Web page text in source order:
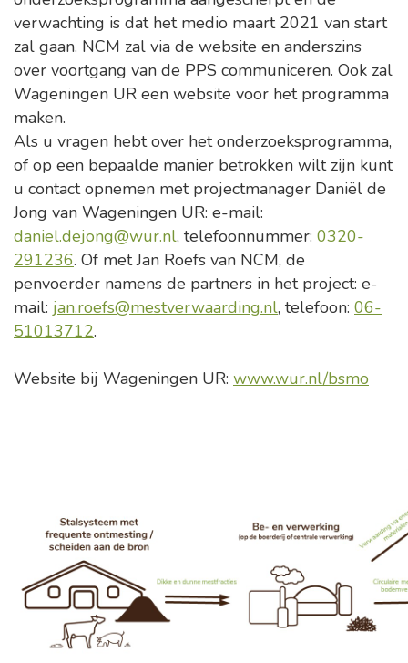
verwachting is dat het medio maart 2021 van start
zal gaan. NCM zal via de website en anderszins
over voortgang van de PPS communiceren. Ook zal
Wageningen UR een website voor het programma
maken.
Als u vragen hebt over het onderzoeksprogramma,
of op een bepaalde manier betrokken wilt zijn kunt
u contact opnemen met projectmanager Daniël de
Jong van Wageningen UR: e-mail:
daniel.dejong@wur.nl, telefoonnummer: 0320-
291236. Of met Jan Roefs van NCM, de
penvoerder namens de partners in het project: e-
mail: jan.roefs@mestverwaarding.nl, telefoon: 06-
51013712.
Website bij Wageningen UR: www.wur.nl/bsmo